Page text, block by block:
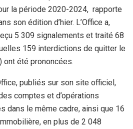
la période 2020-2024, rapporte
son édition d’hier. L’Office a,
5 309 signalements et traité 68
159 interdictions de quitter le
ont été prononcées.
publiés sur son site officiel,
comptes et d’opérations
dans le même cadre, ainsi que 16
en plus de 2 048